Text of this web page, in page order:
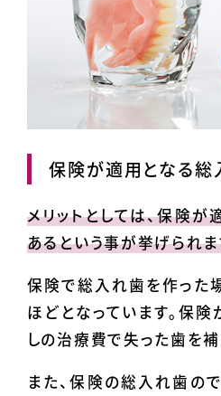
保険が適用となる総
メリットとしては、保険
あるという事が挙げられま
保険で総入れ歯を作った
ほどとなっています。保
しの治療費で失った歯を補
また、保険の総入れ歯の